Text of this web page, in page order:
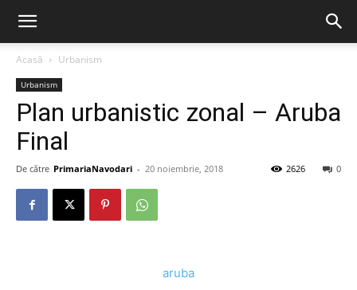
Acasă Urbanism
Urbanism
Plan urbanistic zonal – Aruba
Final
De către PrimariaNavodari - 20 noiembrie, 2018 0
2626
aruba